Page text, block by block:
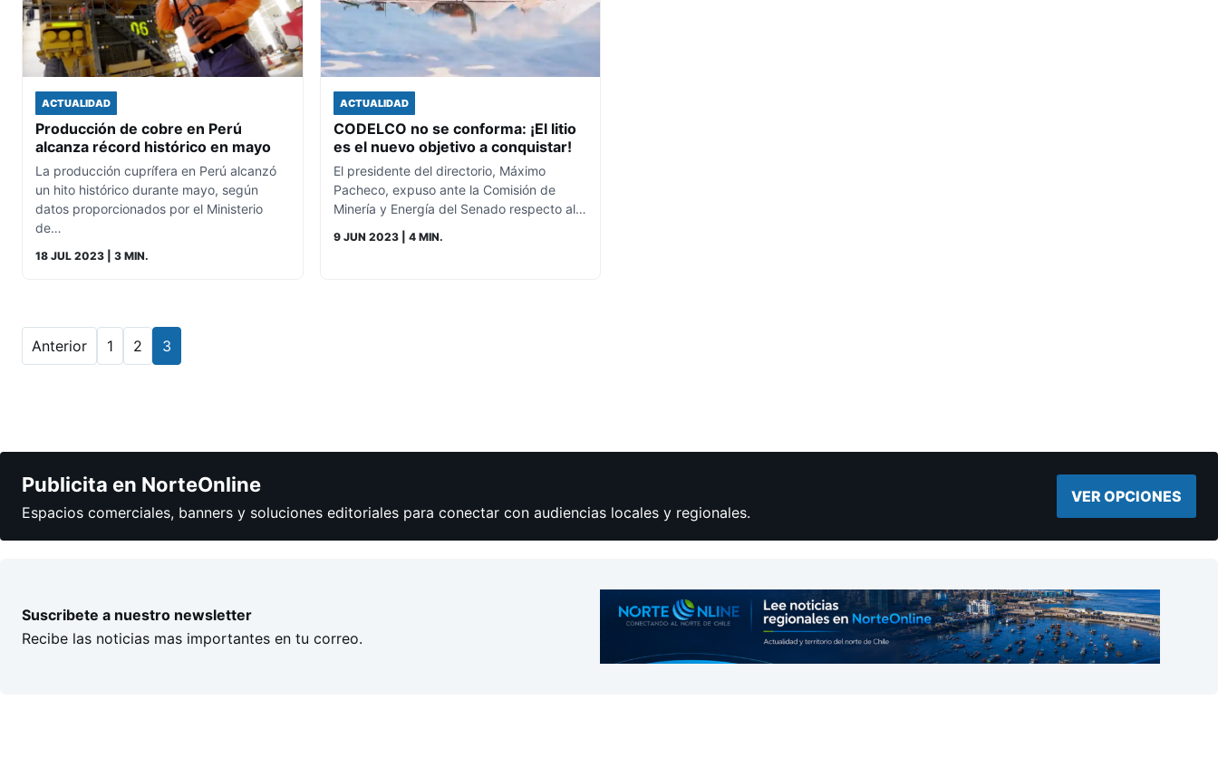
ACTUALIDAD
Producción de cobre en Perú
alcanza récord histórico en mayo
La producción cuprífera en Perú alcanzó
un hito histórico durante mayo, según
datos proporcionados por el Ministerio
de…
18 JUL 2023 | 3 MIN.
ACTUALIDAD
CODELCO no se conforma: ¡El litio
es el nuevo objetivo a conquistar!
El presidente del directorio, Máximo
Pacheco, expuso ante la Comisión de
Minería y Energía del Senado respecto al…
9 JUN 2023| 4 MIN.
Anterior 1 2 3
Publicita en NorteOnline
Espacios comerciales, banners y soluciones editoriales para conectar con audiencias locales y regionales.
VER OPCIONES
Suscribete a nuestro newsletter
Recibe las noticias mas importantes en tu correo.